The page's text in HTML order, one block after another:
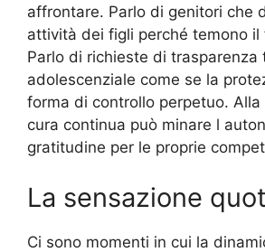
affrontare. Parlo di genitori che
attività dei figli perché temono il
Parlo di richieste di trasparenza
adolescenziale come se la
forma di controllo perpetuo. Alla
cura continua può minare l
gratitudine per le proprie
La sensazione
Ci sono momenti in cui la